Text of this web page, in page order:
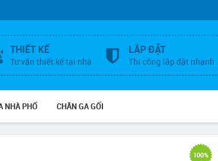
THIẾT KẾ
Tư vấn thiết kế tại nhà
LẮP ĐẶT
Thi công lắp đặt nhanh
NHÀ PHỐ CHĂN GA GỐI
100%